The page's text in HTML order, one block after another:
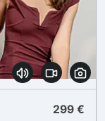
299 €